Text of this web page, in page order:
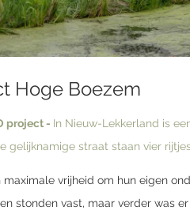
Hoge Boezem
project - In Nieuw-Lek­kerland is
gelij­knamige straat staan vier
maximale vrijheid om hun eigen
stonden vast, maar verder was